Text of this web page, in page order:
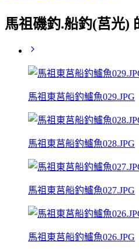
馬祖磯釣.船釣(莒光)
馬祖東莒船釣鱸魚029.JPG
馬祖東莒船釣鱸魚028.JPG
馬祖東莒船釣鱸魚027.JPG
馬祖東莒船釣鱸魚026.JPG